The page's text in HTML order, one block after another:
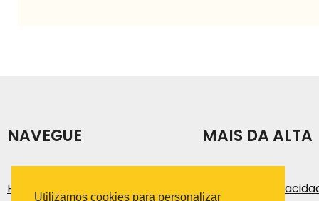
NAVEGUE
História
MAIS DA ALTA
Política de
Utilizamos cookies para personalizar